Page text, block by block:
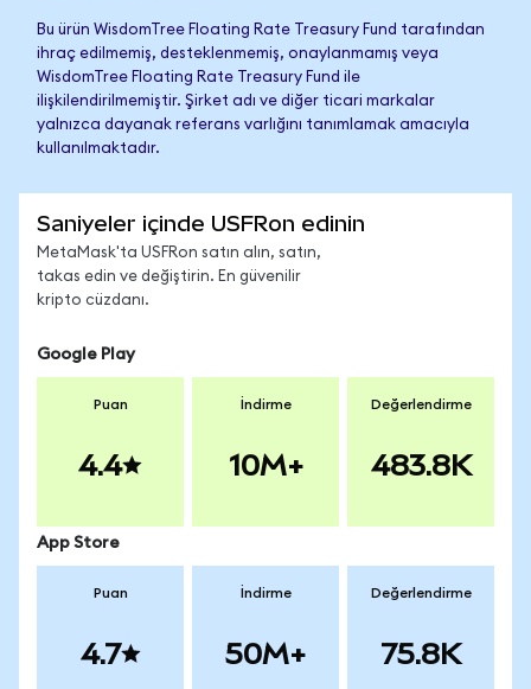
Bu ürün WisdomTree Floating Rate Treasury Fund tarafından
ihraç edilmemiş, desteklenmemiş, onaylanmamış veya
WisdomTree Floating Rate Treasury Fund ile
ilişkilendirilmemiştir. Şirket adı ve diğer ticari markalar
yalnızca dayanak referans varlığını tanımlamak amacıyla
kullanılmaktadır.
Saniyeler içinde USFRon edinin
MetaMask'ta USFRon satın alın, satın,
takas edin ve değiştirin. En güvenilir
kripto cüzdanı.
Google Play
Puan
4.4
İndirme
10M+
Değerlendirme
483.8K
App Store
Puan
4.7
İndirme
50M+
Değerlendirme
75.8K